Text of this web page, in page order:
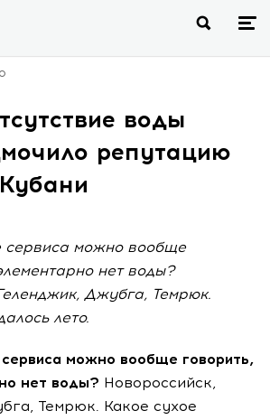
воды
репутацию
сервиса можно вообще
нет воды?
Джубга, Темрюк.
лето.
можно вообще говорить,
нет воды? Новороссийск,
Темрюк. Какое сухое